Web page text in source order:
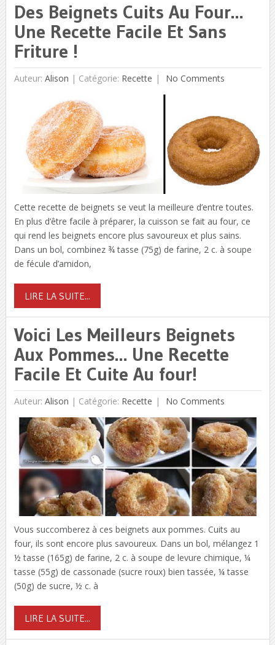
Des Beignets Cuits Au Four…
Une Recette Facile Et Sans
Friture !
Auteur: Alison | Catégorie: Recette No Comments
Cette recette de beignets se veut la meilleure d’entre toutes.
En plus d’être facile à préparer, la cuisson se fait au four, ce
qui rend les beignets encore plus savoureux et plus sains.
Dans un bol, combinez ¾ tasse (75g) de farine, 2 c. à soupe
de fécule d’amidon,
LIRE LA SUITE...
Voici Les Meilleurs Beignets
Aux Pommes… Une Recette
Facile Et Cuite Au four!
Auteur: Alison | Catégorie: Recette No Comments
Vous succomberez à ces beignets aux pommes. Cuits au
four, ils sont encore plus savoureux. Dans un bol, mélangez 1
½ tasse (165g) de farine, 2 c. à soupe de levure chimique, ¼
tasse (55g) de cassonade (sucre roux) bien tassée, ¼ tasse
(50g) de sucre, ½ c. à
LIRE LA SUITE...